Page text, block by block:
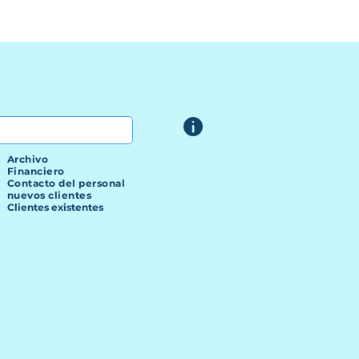
Archivo
Financiero
Contacto del personal
nuevos clientes
Clientes existentes